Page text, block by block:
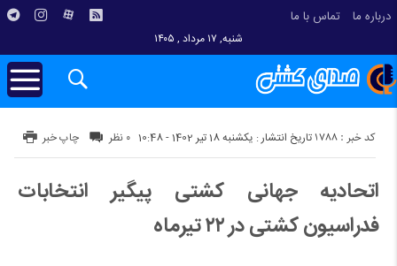
درباره ما تماس با ما
شنبه, ۱۷ مرداد , ۱۴۰۵
تاریخ انتشار : یکشنبه 18 تیر 1402 - 10:48 کد خبر : 1788 چاپ خبر ۰ نظر
اتحادیه جهانی کشتی پیگیر انتخابات
فدراسیون کشتی در ۲۲ تیرماه